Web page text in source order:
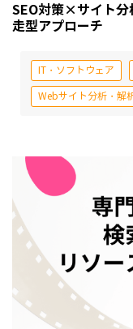
SEO対策×サイト分
走型アプローチ
IT・ソフトウェア
Webサイト分析・解